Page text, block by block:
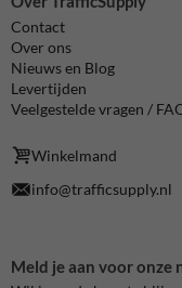
Contact
Over ons
Nieuws en Blog
Levertijden
Veelgestelde vragen /
Winkelmand
info@trafficsupply.nl
Meld je aan voor onze